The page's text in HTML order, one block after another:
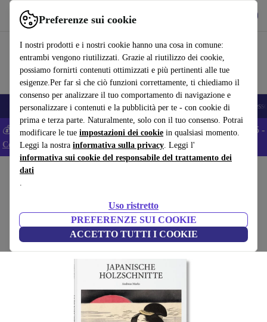
Preferenze sui cookie
I nostri prodotti e i nostri cookie hanno una cosa in comune:
entrambi vengono riutilizzati. Grazie al riutilizzo dei cookie,
possiamo fornirti contenuti ottimizzati e più pertinenti alle tue
esigenze.Per far sì che ciò funzioni correttamente, ti chiediamo il
consenso per analizzare il tuo comportamento di navigazione e
personalizzare i contenuti e la pubblicità per te - con cookie di
prima e terza parte. Naturalmente, solo con il tuo consenso. Potrai
modificare le tue impostazioni dei cookie in qualsiasi momento.
Leggi la nostra informativa sulla privacy. Leggi l'
informativa sui cookie del responsabile del trattamento dei
dati
.
Uso ristretto
PREFERENZE SUI COOKIE
ACCETTO TUTTI I COOKIE
Usa refurbed in modo rapido e semplice
🎒 Back to school Smartphone Portatili Tablet Smartwatch
💰 Extra -5% su tutti gli smartphone Android - Codice: ANDROID5 -
Condizioni
Home
Japanische xilografie
bianco
(Raccolta recensioni)